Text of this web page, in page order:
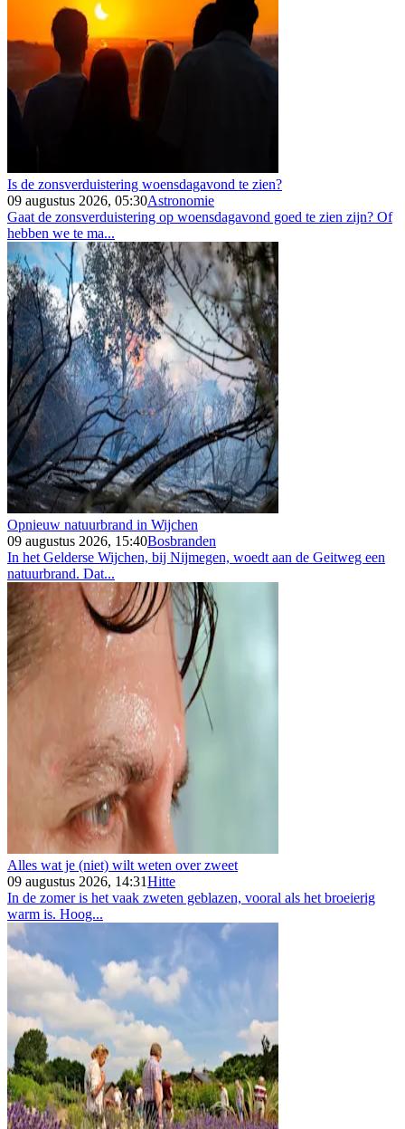
Is de zonsverduistering woensdagavond te zien?
09 augustus 2026, 05:30Astronomie
Gaat de zonsverduistering op woensdagavond goed te zien zijn? Of
hebben we te ma...
Opnieuw natuurbrand in Wijchen
09 augustus 2026, 15:40Bosbranden
In het Gelderse Wijchen, bij Nijmegen, woedt aan de Geitweg een
natuurbrand. Dat...
Alles wat je (niet) wilt weten over zweet
09 augustus 2026, 14:31Hitte
In de zomer is het vaak zweten geblazen, vooral als het broeierig
warm is. Hoog...